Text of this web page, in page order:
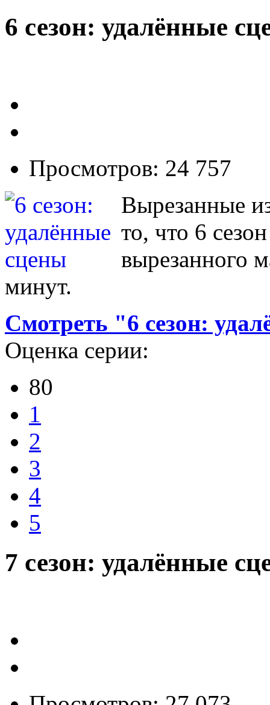
6 сезон: удалённые
Просмотров: 24 757
Вырезанные
то, что 6
вырезанного
минут.
Смотреть "6 сезон:
Оценка серии:
80
1
2
3
4
5
7 сезон: удалённые